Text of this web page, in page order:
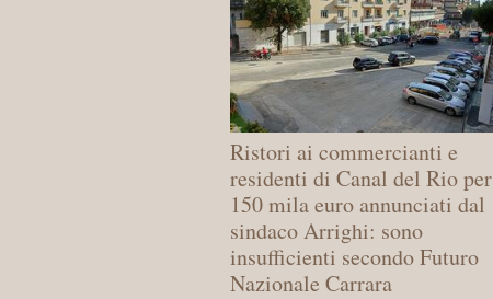
Ristori ai commercianti e
residenti di Canal del Rio per
150 mila euro annunciati dal
sindaco Arrighi: sono
insufficienti secondo Futuro
Nazionale Carrara